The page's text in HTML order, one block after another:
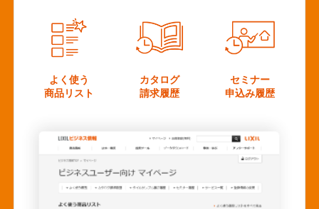
よく使う
商品リスト
カタログ
請求履歴
セミナー
申込み履歴